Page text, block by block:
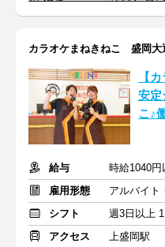
カラオケまねきねこ 盛岡大
【
安定
こ♪
給与
時給1040
雇用形態
アルバイト
シフト
週3日以上
アクセス
上盛岡駅